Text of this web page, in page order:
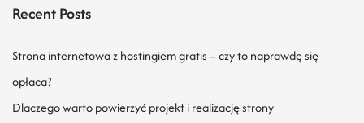
Recent Posts
Strona internetowa z hostingiem gratis – czy to naprawdę się
opłaca?
Dlaczego warto powierzyć projekt i realizację strony